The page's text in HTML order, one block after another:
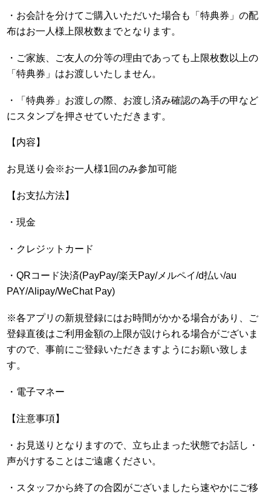
・お会計を分けてご購入いただいた場合も「特典券」の配
布はお一人様上限枚数までとなります。
・ご家族、ご友人の分等の理由であっても上限枚数以上の
「特典券」はお渡しいたしません。
・「特典券」お渡しの際、お渡し済み確認の為手の甲など
にスタンプを押させていただきます。
【内容】
お見送り会※お一人様1回のみ参加可能
【お支払方法】
・現金
・クレジットカード
・QRコード決済(PayPay/楽天Pay/メルペイ/d払い/au
PAY/Alipay/WeChat Pay)
※各アプリの新規登録にはお時間がかかる場合があり、ご
登録直後はご利用金額の上限が設けられる場合がございま
すので、事前にご登録いただきますようにお願い致しま
す。
・電子マネー
【注意事項】
・お見送りとなりますので、立ち止まった状態でお話し・
声がけすることはご遠慮ください。
・スタッフから終了の合図がございましたら速やかにご移